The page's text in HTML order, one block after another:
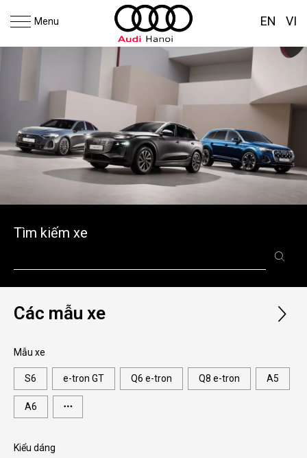
Menu EN VI
Tìm kiếm xe
Các mẫu xe
Mẫu xe
S6 e-tron GT Q6 e-tron Q8 e-tron A5
A6
Kiểu dáng